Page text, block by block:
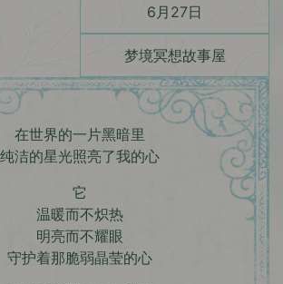
6月27日
梦境冥想故事屋
在世界的一片黑暗里
纯洁的星光照亮了我的心
它
温暖而不炽热
明亮而不耀眼
守护着那脆弱晶莹的心